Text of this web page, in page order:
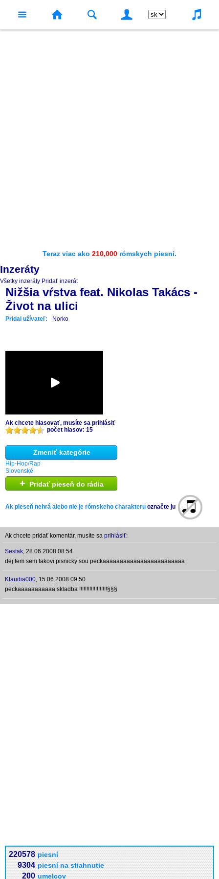
Teraz viac ako 210,000 rómskych piesní.
Inzeráty
Všetky inzeráty Pridať inzerát
Nižšia vŕstva feat. Nikolas Takács -
Život na ulici
Pridal užívateľ: Norko
Ak chcete hlasovať, musíte sa prihlásiť
počet hlasov: 15
Zmeniť kategórie
Hip-Hop/Rap
Slovenské
+ Pridať pieseň do rádia
Ak pieseň nehrá alebo nie je rómskeho charakteru označte ju
Ak chcete pridať komentár, musíte sa prihlásiť:
Sestak, 28.06.2008 08:54
dej tem sem takovi pisnicky sou peckaaaaaaaaaaaaaaaaaaaaaaaa
Klaudia000, 15.06.2008 09:50
peckaaaaaaaaaaa skladba !!!!!!!!!!!!!!!!!!!§§§
220578 piesní
9304 piesní na stiahnutie
200 umelcov